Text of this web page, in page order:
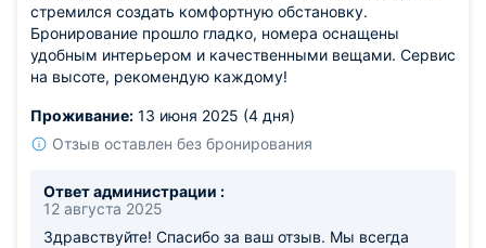
стремился создать комфортную обстановку.
Бронирование прошло гладко, номера оснащены
удобным интерьером и качественными вещами. Сервис
на высоте, рекомендую каждому!
Проживание: 13 июня 2025 (4 дня)
Отзыв оставлен без бронирования
Ответ администрации :
12 августа 2025
Здравствуйте! Спасибо за ваш отзыв. Мы всегда